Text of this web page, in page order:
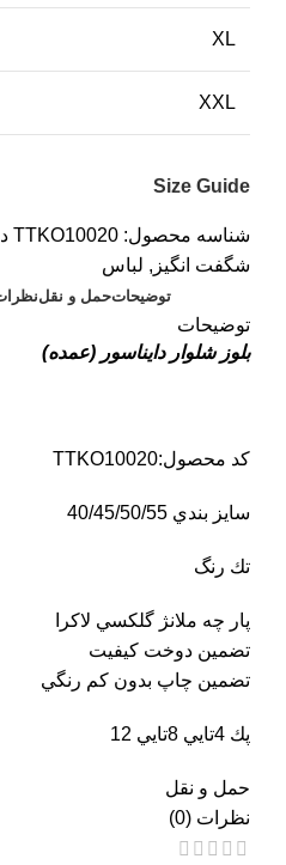
XL
XXL
Size Guide
شناسه محصول: TTKO10020
شگفت انگیز , لباس
توضیحاتحمل و نقل
توضیحات
بلوز شلوار دايناسور (عمده)
کد محصول:TTKO10020
سايز بندي 40/45/50/55
تك رنگ
پار چه ملانژ گلكسي لاكرا
تضمين دوخت كيفيت
تضمين چاپ بدون كم رنگي
پك 4تايي 8تايي 12
حمل و نقل
نظرات (0)